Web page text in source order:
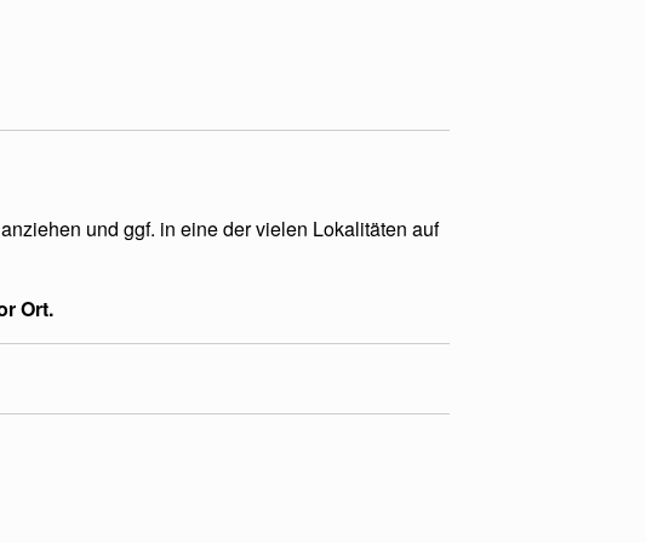
und ggf. in eine der vielen Lokalitäten auf
Ort.